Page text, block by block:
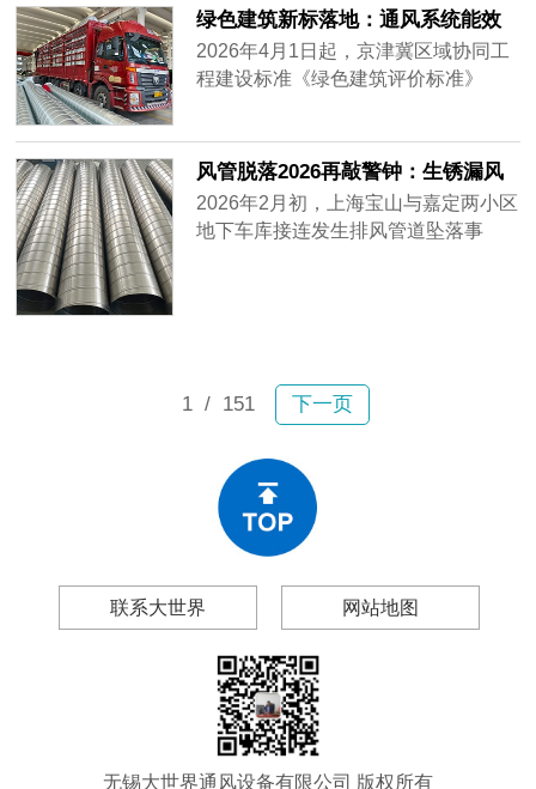
注材质、厚度、密封性等硬性参数，
还要评估供应商的加工精度、交付周
期及全流程服务能力。很多用户在搜
护成本。本文将从加工精度、材质适
配、交付保障三个维度，对比市场主
流供应商——宏达风管、安达通风以
绿色建筑新标落地：通风系统能效
纳入强制指标，风管行业迎低碳转
型
2026年4月1日起，京津冀区域协同工
程建设标准《绿色建筑评价标准》
节，通风系统能效指标从推荐性要求
升级为强制评价内容，新建建筑通风
系统能效上限值较2020版标准收紧约
18%。
风管脱落2026再敲警钟：生锈漏风
别等砸下来再换
2026年2月初，上海宝山与嘉定两小区
地下车库接连发生排风管道坠落事
落。所幸均未造成人员伤亡，然而连
续两起事故为工程和物业管理领域敲
落绝非偶然现象。
1/ 151 下一页
联系大世界 网站地图
无锡大世界通风设备有限公司 版权所有